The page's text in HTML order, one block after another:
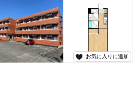
お気に入りに追加
た！！ ネット無料までついていて至れり尽くせりです(^^♪ お問い合わせは五ヶ瀬不動産まで(^^)/